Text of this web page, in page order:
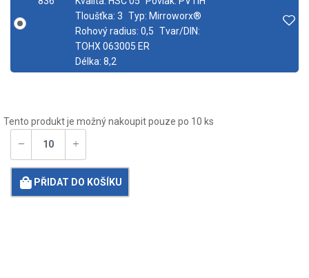
Tloušťka: 3 Typ: Mirroworx®
Rohový radius: 0,5 Tvar/DIN:
TOHX 063005 ER
Délka: 8,2
Tento produkt je možný nakoupit pouze po 10 ks
PŘIDAT DO KOŠÍKU